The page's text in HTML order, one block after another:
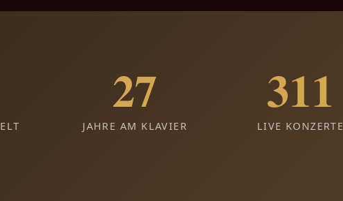
27
JAHRE AM KLAVIER
311
LIVE KONZERTE